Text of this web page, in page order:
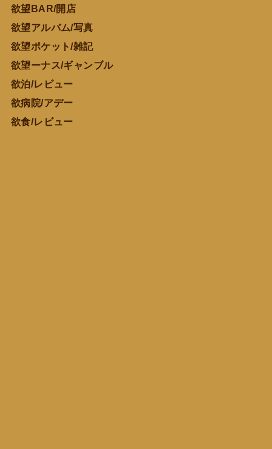
欲望BAR/開店
欲望アルバム/写真
欲望ポケット/雑記
欲望ーナス/ギャンブル
欲泊/レビュー
欲病院/アデー
欲食/レビュー